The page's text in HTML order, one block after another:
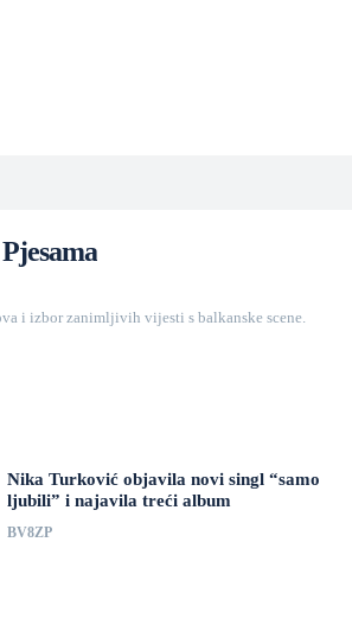
i izbor zanimljivih vijesti s balkanske scene.
Nika Turković objavila novi singl “samo
ljubili” i najavila treći album
BV8ZP